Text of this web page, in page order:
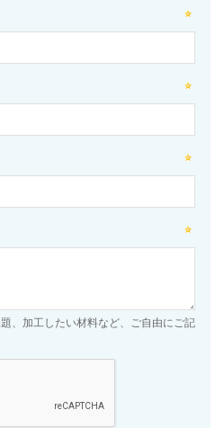
、加工したい材料など、ご自由にご記